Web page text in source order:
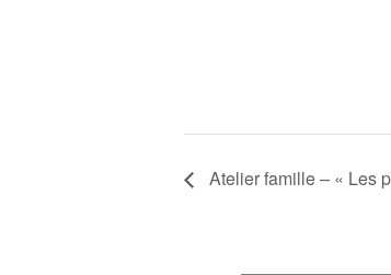
Atelier famille – « Les